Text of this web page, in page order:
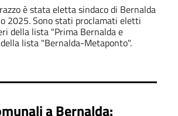
è stata eletta sindaco di Bernalda
2025. Sono stati proclamati eletti
della lista "Prima Bernalda e
lista "Bernalda-Metaponto".
a Bernalda: